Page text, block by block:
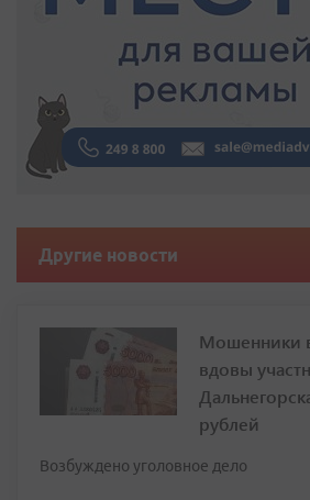
Другие новости
Мошенники
вдовы
рублей
Возбуждено уголовное дело